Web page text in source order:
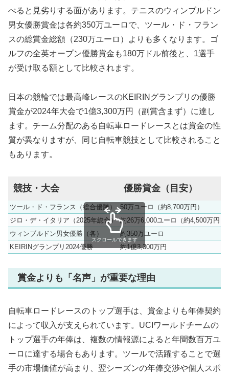
べると見劣りする面があります。テニスのウィンブルドン
男女優勝賞金は各約350万ユーロで、ツール・ド・フラン
スの総賞金総額（230万ユーロ）よりも多くなります。ゴ
ルフの全英オープン優勝賞金も180万ドル前後と、1選手
が受け取る額として比較されます。
日本の競輪では最高峰レースのKEIRINグランプリの優勝
賞金が2024年大会で1億3,300万円（副賞含まず）に達し
ます。チーム分配のある自転車ロードレースとは賞金の性
質が異なりますが、同じ自転車競技として比較されること
もあります。
競技・大会 優勝賞金（目安）
ツール・ド・フランス（総合優勝）
50万ユーロ（約8,700万円）
ジロ・デ・イタリア（2025年総合） 約26万6,000ユーロ（約4,500万円）
ウィンブルドン男女優勝（各）
約350万ユーロ
KEIRINグランプリ2024優勝
約1億3,300万円
スクロールできます
賞金よりも「名声」が重要な理由
自転車ロードレースのトップ選手は、賞金よりも年俸契約
によって収入が支えられています。UCIワールドチームの
トップ選手の年俸は、複数の情報源によると年間数百万ユ
ーロに達する場合もあります。ツールで活躍することで選
手の市場価値が高まり、翌シーズンの年俸交渉や個人スポ